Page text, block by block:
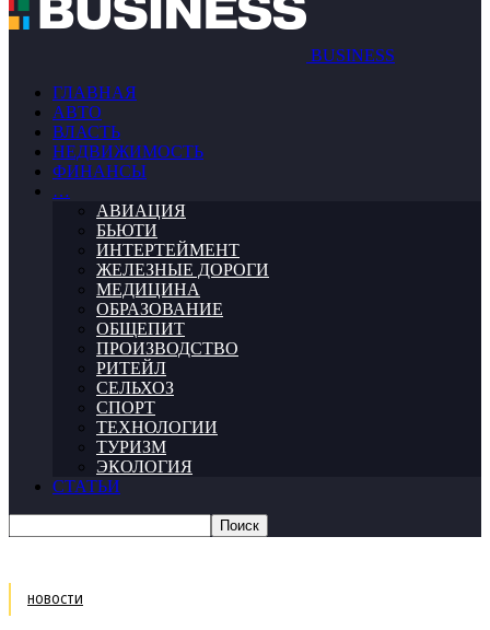
BUSINESS
ГЛАВНАЯ
АВТО
ВЛАСТЬ
НЕДВИЖИМОСТЬ
ФИНАНСЫ
…
АВИАЦИЯ
БЬЮТИ
ИНТЕРТЕЙМЕНТ
ЖЕЛЕЗНЫЕ ДОРОГИ
МЕДИЦИНА
ОБРАЗОВАНИЕ
ОБЩЕПИТ
ПРОИЗВОДСТВО
РИТЕЙЛ
СЕЛЬХОЗ
СПОРТ
ТЕХНОЛОГИИ
ТУРИЗМ
ЭКОЛОГИЯ
СТАТЬИ
НОВОСТИ